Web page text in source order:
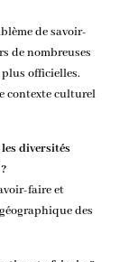
de savoir-
de nombreuses
plus officielles.
contexte culturel
diversités
faire et
des